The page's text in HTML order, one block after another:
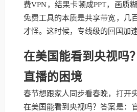
费VPN，结果卡顿成PPT，画质
免费工具的本质是共享带宽，几
才怪。这时候，专线级的回国加
在美国能看到央视吗
直播的困境
春节想跟家人同步看春晚，打开
在美国能看到央视吗？答案是：